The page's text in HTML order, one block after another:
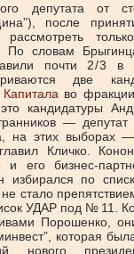
депутата от
после
рассмотреть
По словам
почти 2 / 3 в
две
Капиталаво
кандидатуры
—
на этих
Кличко.
и его бизнес-
избирался по
стало
УДАР под № 11.
Порошенко,
которая
нового